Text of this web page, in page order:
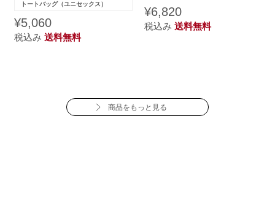
トートバッグ（ユニセックス）
¥5,060
税込み送料無料
¥6,820
税込み送料無料
商品をもっと見る